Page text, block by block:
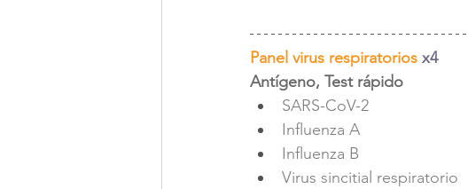
Panel virus respiratorios x4
Antígeno, Test rápido
SARS-CoV-2
Influenza A
Influenza B
Virus sincitial respiratorio